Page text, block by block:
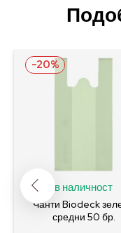
в наличност
Чанти Biodeck
средни 50 бр.
-20%